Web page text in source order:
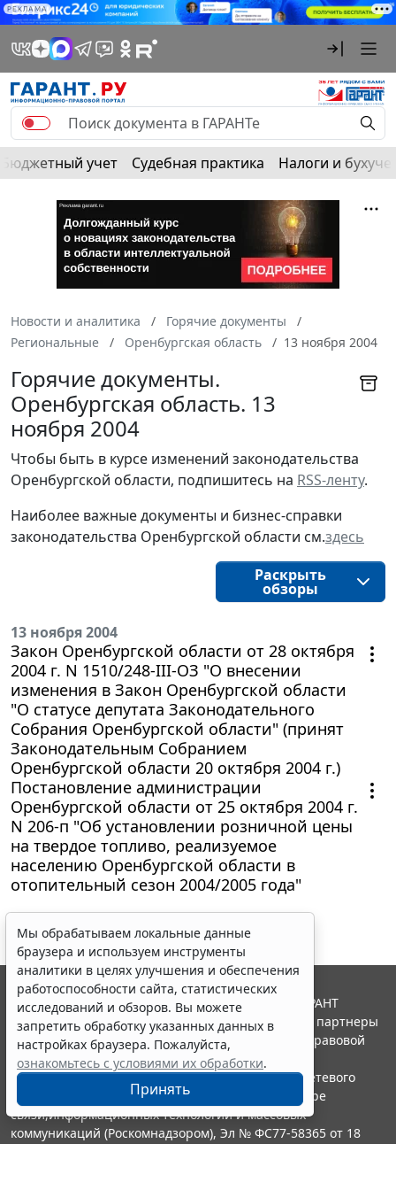
РЕКЛАМА
Бюджетный учет Судебная практика Налоги и
Новости и аналитика
Горячие документы
Региональные
Оренбургская область 13 ноября 2004
Горячие документы.
Оренбургская область. 13
ноября 2004
Чтобы быть в курсе изменений законодательства
Оренбургской области, подпишитесь на RSS-ленту.
Наиболее важные документы и бизнес-справки
законодательства Оренбургской области см.здесь
Раскрыть
обзоры
13 ноября 2004
Закон Оренбургской области от 28 октября
2004 г. N 1510/248-III-ОЗ "О внесении
изменения в Закон Оренбургской области
"О статусе депутата Законодательного
Собрания Оренбургской области" (принят
Законодательным Собранием
Оренбургской области 20 октября 2004 г.)
Постановление администрации
Оренбургской области от 25 октября 2004 г.
N 206-п "Об установлении розничной цены
на твердое топливо, реализуемое
населению Оренбургской области в
отопительный сезон 2004/2005 года"
Мы обрабатываем локальные данные
браузера и используем инструменты
аналитики в целях улучшения и обеспечения
работоспособности сайта, статистических
исследований и обзоров. Вы можете
запретить обработку указанных данных в
настройках браузера. Пожалуйста,
ознакомьтесь с условиями их обработки.
Принять
© ООО "НПП "ГАРАНТ-СЕРВИС", 2026. Система ГАРАНТ
выпускается с 1990 года. Компания "Гарант" и ее партнеры
являются участниками Российской ассоциации правовой
информации ГАРАНТ.
Портал ГАРАНТ.РУ зарегистрирован в качестве сетевого
издания Федеральной службой по надзору в сфере
связи,информационных технологий и массовых
коммуникаций (Роскомнадзором), Эл № ФС77-58365 от 18